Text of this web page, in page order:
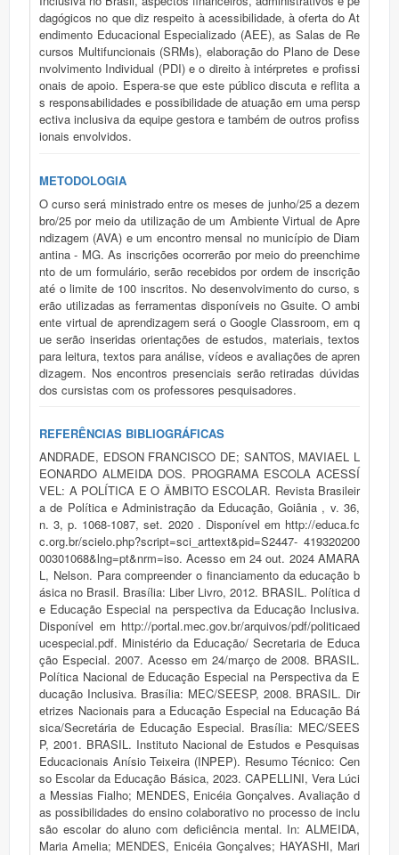
dagógicos no que diz respeito à acessibilidade, à oferta do At
endimento Educacional Especializado (AEE), as Salas de Re
cursos Multifuncionais (SRMs), elaboração do Plano de Dese
nvolvimento Individual (PDI) e o direito à intérpretes e profissi
onais de apoio. Espera-se que este público discuta e reflita a
s responsabilidades e possibilidade de atuação em uma persp
ectiva inclusiva da equipe gestora e também de outros profiss
ionais envolvidos.
METODOLOGIA
O curso será ministrado entre os meses de junho/25 a dezem
bro/25 por meio da utilização de um Ambiente Virtual de Apre
ndizagem (AVA) e um encontro mensal no município de Diam
antina - MG. As inscrições ocorrerão por meio do preenchime
nto de um formulário, serão recebidos por ordem de inscrição
até o limite de 100 inscritos. No desenvolvimento do curso, s
erão utilizadas as ferramentas disponíveis no Gsuite. O ambi
ente virtual de aprendizagem será o Google Classroom, em q
ue serão inseridas orientações de estudos, materiais, textos
para leitura, textos para análise, vídeos e avaliações de apren
dizagem. Nos encontros presenciais serão retiradas dúvidas
dos cursistas com os professores pesquisadores.
REFERÊNCIAS BIBLIOGRÁFICAS
ANDRADE, EDSON FRANCISCO DE; SANTOS, MAVIAEL L
EONARDO ALMEIDA DOS. PROGRAMA ESCOLA ACESSÍ
VEL: A POLÍTICA E O ÂMBITO ESCOLAR. Revista Brasileir
a de Política e Administração da Educação, Goiânia , v. 36,
n. 3, p. 1068-1087, set. 2020 . Disponível em http://educa.fc
c.org.br/scielo.php?script=sci_arttext&pid=S2447- 419320200
00301068&lng=pt&nrm=iso. Acesso em 24 out. 2024 AMARA
L, Nelson. Para compreender o financiamento da educação b
ásica no Brasil. Brasília: Liber Livro, 2012. BRASIL. Política d
e Educação Especial na perspectiva da Educação Inclusiva.
Disponível em http://portal.mec.gov.br/arquivos/pdf/politicaed
ucespecial.pdf. Ministério da Educação/ Secretaria de Educa
ção Especial. 2007. Acesso em 24/março de 2008. BRASIL.
Política Nacional de Educação Especial na Perspectiva da E
ducação Inclusiva. Brasília: MEC/SEESP, 2008. BRASIL. Dir
etrizes Nacionais para a Educação Especial na Educação Bá
sica/Secretária de Educação Especial. Brasília: MEC/SEES
P, 2001. BRASIL. Instituto Nacional de Estudos e Pesquisas
Educacionais Anísio Teixeira (INPEP). Resumo Técnico: Cen
so Escolar da Educação Básica, 2023. CAPELLINI, Vera Lúci
a Messias Fialho; MENDES, Enicéia Gonçalves. Avaliação d
as possibilidades do ensino colaborativo no processo de inclu
são escolar do aluno com deficiência mental. In: ALMEIDA,
Maria Amelia; MENDES, Enicéia Gonçalves; HAYASHI, Mari